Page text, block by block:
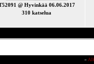
@ Hyvinkää 06.06.2017
310 katselua
»